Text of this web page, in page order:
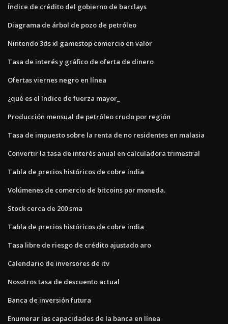
Índice de crédito del gobierno de barclays
Diagrama de árbol de pozo de petróleo
Nintendo 3ds xl gamestop comercio en valor
Tasa de interés y gráfico de oferta de dinero
Ofertas viernes negro en línea
¿qué es el índice de fuerza mayor_
Producción mensual de petróleo crudo por región
Tasa de impuesto sobre la renta de no residentes en malasia
Convertir la tasa de interés anual en calculadora trimestral
Tabla de precios históricos de cobre india
Volúmenes de comercio de bitcoins por moneda.
Stock cerca de 200 sma
Tabla de precios históricos de cobre india
Tasa libre de riesgo de crédito ajustado aro
Calendario de inversores de itv
Nosotros tasa de descuento actual
Banca de inversión futura
Enumerar las capacidades de la banca en línea